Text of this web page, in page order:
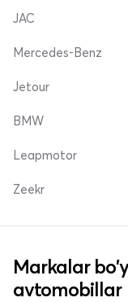
JAC
Mercedes-Benz
Jetour
BMW
Leapmotor
Zeekr
Markalar
avtomobillar